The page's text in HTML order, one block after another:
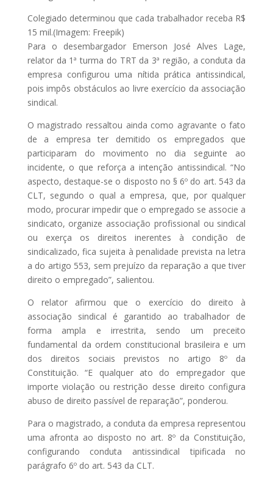
Colegiado determinou que cada trabalhador receba R$
15 mil.(Imagem: Freepik)
Para o desembargador Emerson José Alves Lage,
relator da 1ª turma do TRT da 3ª região, a conduta da
empresa configurou uma nítida prática antissindical,
pois impôs obstáculos ao livre exercício da associação
sindical.
O magistrado ressaltou ainda como agravante o fato
de a empresa ter demitido os empregados que
participaram do movimento no dia seguinte ao
incidente, o que reforça a intenção antissindical. “No
aspecto, destaque-se o disposto no § 6º do art. 543 da
CLT, segundo o qual a empresa, que, por qualquer
modo, procurar impedir que o empregado se associe a
sindicato, organize associação profissional ou sindical
ou exerça os direitos inerentes à condição de
sindicalizado, fica sujeita à penalidade prevista na letra
a do artigo 553, sem prejuízo da reparação a que tiver
direito o empregado”, salientou.
O relator afirmou que o exercício do direito à
associação sindical é garantido ao trabalhador de
forma ampla e irrestrita, sendo um preceito
fundamental da ordem constitucional brasileira e um
dos direitos sociais previstos no artigo 8º da
Constituição. “E qualquer ato do empregador que
importe violação ou restrição desse direito configura
abuso de direito passível de reparação”, ponderou.
Para o magistrado, a conduta da empresa representou
uma afronta ao disposto no art. 8º da Constituição,
configurando conduta antissindical tipificada no
parágrafo 6º do art. 543 da CLT.